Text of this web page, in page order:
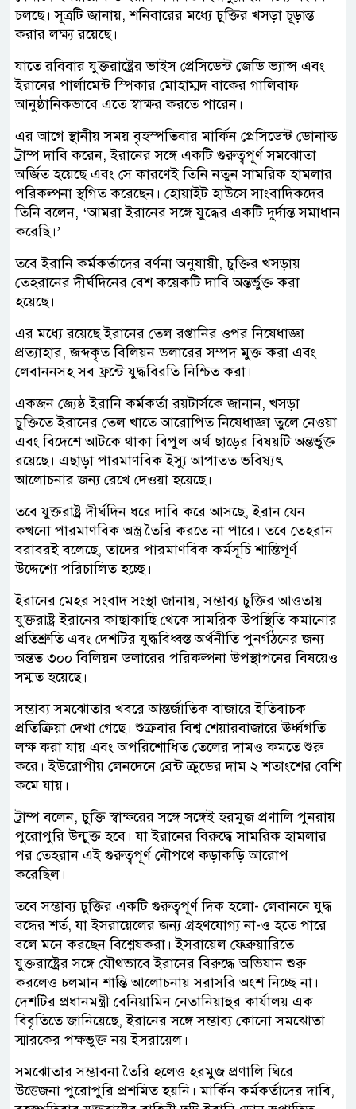
চলছে। সূত্রটি জানায়, শনিবারের মধ্যে চুক্তির খসড়া চূড়ান্ত
করার লক্ষ্য রয়েছে।
যাতে রবিবার যুক্তরাষ্ট্রের ভাইস প্রেসিডেন্ট জেডি ভ্যান্স এবং
ইরানের পার্লামেন্ট স্পিকার মোহাম্মদ বাকের গালিবাফ
আনুষ্ঠানিকভাবে এতে স্বাক্ষর করতে পারেন।
এর আগে স্থানীয় সময় বৃহস্পতিবার মার্কিন প্রেসিডেন্ট ডোনাল্ড
ট্রাম্প দাবি করেন, ইরানের সঙ্গে একটি গুরুত্বপূর্ণ সমঝোতা
অর্জিত হয়েছে এবং সে কারণেই তিনি নতুন সামরিক হামলার
পরিকল্পনা স্থগিত করেছেন। হোয়াইট হাউসে সাংবাদিকদের
তিনি বলেন, ‘আমরা ইরানের সঙ্গে যুদ্ধের একটি দুর্দান্ত সমাধান
করেছি।’
তবে ইরানি কর্মকর্তাদের বর্ণনা অনুযায়ী, চুক্তির খসড়ায়
তেহরানের দীর্ঘদিনের বেশ কয়েকটি দাবি অন্তর্ভুক্ত করা
হয়েছে।
এর মধ্যে রয়েছে ইরানের তেল রপ্তানির ওপর নিষেধাজ্ঞা
প্রত্যাহার, জব্দকৃত বিলিয়ন ডলারের সম্পদ মুক্ত করা এবং
লেবাননসহ সব ফ্রন্টে যুদ্ধবিরতি নিশ্চিত করা।
একজন জ্যেষ্ঠ ইরানি কর্মকর্তা রয়টার্সকে জানান, খসড়া
চুক্তিতে ইরানের তেল খাতে আরোপিত নিষেধাজ্ঞা তুলে নেওয়া
এবং বিদেশে আটকে থাকা বিপুল অর্থ ছাড়ের বিষয়টি অন্তর্ভুক্ত
রয়েছে। এছাড়া পারমাণবিক ইস্যু আপাতত ভবিষ্যৎ
আলোচনার জন্য রেখে দেওয়া হয়েছে।
তবে যুক্তরাষ্ট্র দীর্ঘদিন ধরে দাবি করে আসছে, ইরান যেন
কখনো পারমাণবিক অস্ত্র তৈরি করতে না পারে। তবে তেহরান
বরাবরই বলেছে, তাদের পারমাণবিক কর্মসূচি শান্তিপূর্ণ
উদ্দেশ্যে পরিচালিত হচ্ছে।
ইরানের মেহর সংবাদ সংস্থা জানায়, সম্ভাব্য চুক্তির আওতায়
যুক্তরাষ্ট্র ইরানের কাছাকাছি থেকে সামরিক উপস্থিতি কমানোর
প্রতিশ্রুতি এবং দেশটির যুদ্ধবিধ্বস্ত অর্থনীতি পুনর্গঠনের জন্য
অন্তত ৩০০ বিলিয়ন ডলারের পরিকল্পনা উপস্থাপনের বিষয়েও
সম্মত হয়েছে।
সম্ভাব্য সমঝোতার খবরে আন্তর্জাতিক বাজারে ইতিবাচক
প্রতিক্রিয়া দেখা গেছে। শুক্রবার বিশ্ব শেয়ারবাজারে ঊর্ধ্বগতি
লক্ষ করা যায় এবং অপরিশোধিত তেলের দামও কমতে শুরু
করে। ইউরোপীয় লেনদেনে ব্রেন্ট ক্রুডের দাম ২ শতাংশের বেশি
কমে যায়।
ট্রাম্প বলেন, চুক্তি স্বাক্ষরের সঙ্গে সঙ্গেই হরমুজ প্রণালি পুনরায়
পুরোপুরি উন্মুক্ত হবে। যা ইরানের বিরুদ্ধে সামরিক হামলার
পর তেহরান এই গুরুত্বপূর্ণ নৌপথে কড়াকড়ি আরোপ
করেছিল।
তবে সম্ভাব্য চুক্তির একটি গুরুত্বপূর্ণ দিক হলো- লেবাননে যুদ্ধ
বন্ধের শর্ত, যা ইসরায়েলের জন্য গ্রহণযোগ্য না-ও হতে পারে
বলে মনে করছেন বিশ্লেষকরা। ইসরায়েল ফেব্রুয়ারিতে
যুক্তরাষ্ট্রের সঙ্গে যৌথভাবে ইরানের বিরুদ্ধে অভিযান শুরু
করলেও চলমান শান্তি আলোচনায় সরাসরি অংশ নিচ্ছে না।
দেশটির প্রধানমন্ত্রী বেনিয়ামিন নেতানিয়াহুর কার্যালয় এক
বিবৃতিতে জানিয়েছে, ইরানের সঙ্গে সম্ভাব্য কোনো সমঝোতা
স্মারকের পক্ষভুক্ত নয় ইসরায়েল।
সমঝোতার সম্ভাবনা তৈরি হলেও হরমুজ প্রণালি ঘিরে
উত্তেজনা পুরোপুরি প্রশমিত হয়নি। মার্কিন কর্মকর্তাদের দাবি,